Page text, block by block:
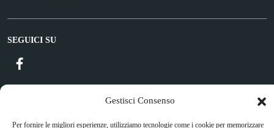
Gestisci Consenso
Per fornire le migliori esperienze, utilizziamo tecnologie come i cookie per memorizzare
SEGUICI SU